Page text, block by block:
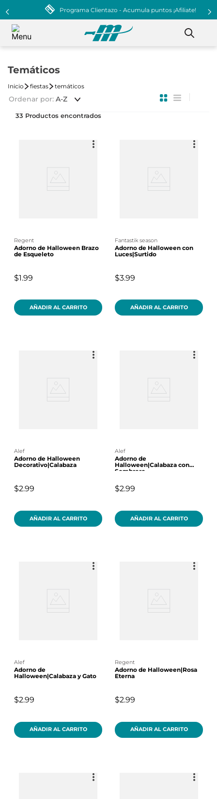
Programa Clientazo - Acumula puntos ¡Afiliate!
Temáticos
fiestas temáticos
Ordenar por A-Z
33
regent
Adorno de Halloween Brazo
de Esqueleto
$1.99
AÑADIR AL CARRITO
fantastik season
Adorno de Halloween con
Luces|Surtido
$3.99
AÑADIR AL CARRITO
alef
Adorno de Halloween
Decorativo|Calabaza
$2.99
AÑADIR AL CARRITO
alef
Adorno de
Halloween|Calabaza con
Sombrero
$2.99
AÑADIR AL CARRITO
alef
Adorno de
Halloween|Calabaza y Gato
$2.99
AÑADIR AL CARRITO
regent
Adorno de Halloween|Rosa
Eterna
$2.99
AÑADIR AL CARRITO